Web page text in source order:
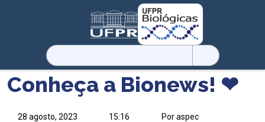
Pesquisar
por:
Conheça a Bionews! ❤
28 agosto, 2023 15:16 Por aspec